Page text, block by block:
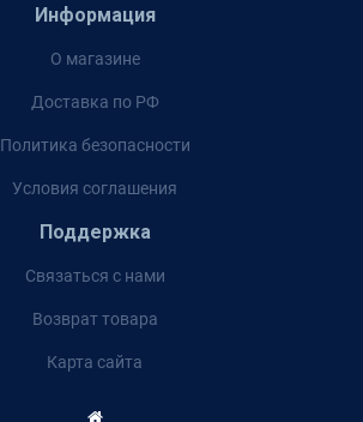
Информация
О магазине
Доставка по РФ
Политика безопасности
Условия соглашения
Поддержка
Связаться с нами
Возврат товара
Карта сайта